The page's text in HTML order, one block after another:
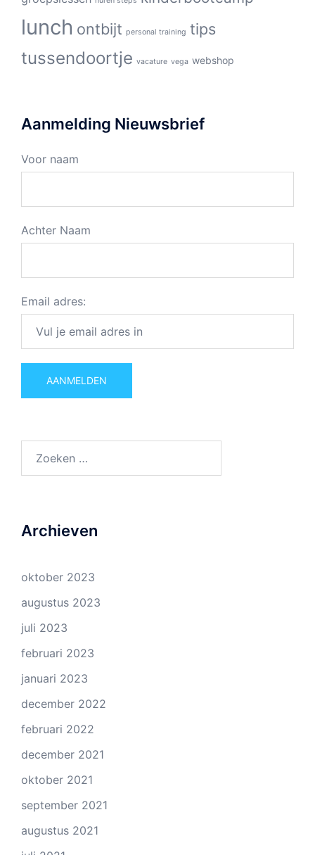
lunch ontbijt personal training tips
tussendoortje vacature vega webshop
Aanmelding Nieuwsbrief
Voor naam
Achter Naam
Email adres:
Archieven
oktober 2023
augustus 2023
juli 2023
februari 2023
januari 2023
december 2022
februari 2022
december 2021
oktober 2021
september 2021
augustus 2021